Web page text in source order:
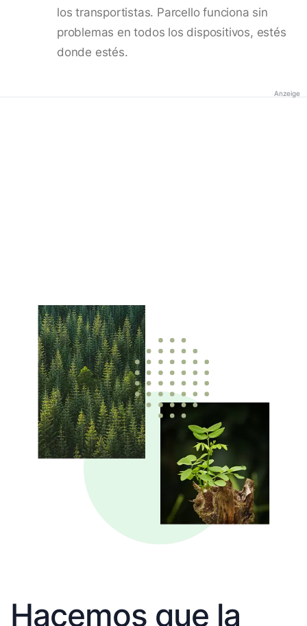
los transportistas. Parcello funciona sin
problemas en todos los dispositivos, estés
donde estés.
Anzeige
Hacemos que la